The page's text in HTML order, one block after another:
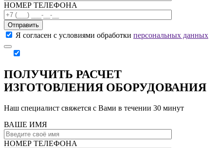
НОМЕР ТЕЛЕФОНА
Отправить
Я согласен с условиями обработки персональных данных
ПОЛУЧИТЬ РАСЧЕТ
ИЗГОТОВЛЕНИЯ ОБОРУДОВАНИЯ
Наш специалист свяжется с Вами в течении 30 минут
ВАШЕ ИМЯ
НОМЕР ТЕЛЕФОНА